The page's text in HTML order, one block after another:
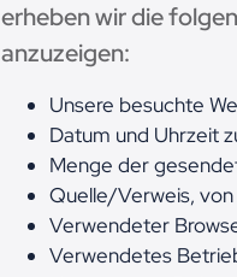
erheben wir die
anzuzeigen:
Unsere besuchte
Datum und Uhrzeit
Menge der
Quelle/Verweis,
Verwendeter
Verwendetes